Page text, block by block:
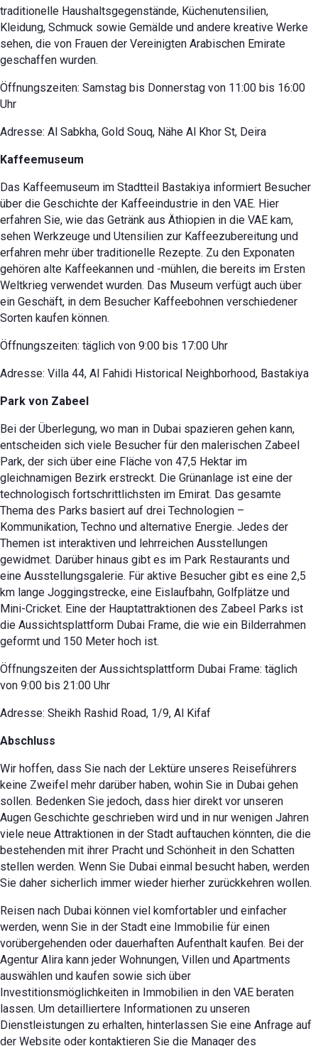
traditionelle Haushaltsgegenstände, Küchenutensilien,
Kleidung, Schmuck sowie Gemälde und andere kreative Werke
sehen, die von Frauen der Vereinigten Arabischen Emirate
geschaffen wurden.
Öffnungszeiten: Samstag bis Donnerstag von 11:00 bis 16:00
Uhr
Adresse: Al Sabkha, Gold Souq, Nähe Al Khor St, Deira
Kaffeemuseum
Das Kaffeemuseum im Stadtteil Bastakiya informiert Besucher
über die Geschichte der Kaffeeindustrie in den VAE. Hier
erfahren Sie, wie das Getränk aus Äthiopien in die VAE kam,
sehen Werkzeuge und Utensilien zur Kaffeezubereitung und
erfahren mehr über traditionelle Rezepte. Zu den Exponaten
gehören alte Kaffeekannen und -mühlen, die bereits im Ersten
Weltkrieg verwendet wurden. Das Museum verfügt auch über
ein Geschäft, in dem Besucher Kaffeebohnen verschiedener
Sorten kaufen können.
Öffnungszeiten: täglich von 9:00 bis 17:00 Uhr
Adresse: Villa 44, Al Fahidi Historical Neighborhood, Bastakiya
Park von Zabeel
Bei der Überlegung, wo man in Dubai spazieren gehen kann,
entscheiden sich viele Besucher für den malerischen Zabeel
Park, der sich über eine Fläche von 47,5 Hektar im
gleichnamigen Bezirk erstreckt. Die Grünanlage ist eine der
technologisch fortschrittlichsten im Emirat. Das gesamte
Thema des Parks basiert auf drei Technologien –
Kommunikation, Techno und alternative Energie. Jedes der
Themen ist interaktiven und lehrreichen Ausstellungen
gewidmet. Darüber hinaus gibt es im Park Restaurants und
eine Ausstellungsgalerie. Für aktive Besucher gibt es eine 2,5
km lange Joggingstrecke, eine Eislaufbahn, Golfplätze und
Mini-Cricket. Eine der Hauptattraktionen des Zabeel Parks ist
die Aussichtsplattform Dubai Frame, die wie ein Bilderrahmen
geformt und 150 Meter hoch ist.
Öffnungszeiten der Aussichtsplattform Dubai Frame: täglich
von 9:00 bis 21:00 Uhr
Adresse: Sheikh Rashid Road, 1/9, Al Kifaf
Abschluss
Wir hoffen, dass Sie nach der Lektüre unseres Reiseführers
keine Zweifel mehr darüber haben, wohin Sie in Dubai gehen
sollen. Bedenken Sie jedoch, dass hier direkt vor unseren
Augen Geschichte geschrieben wird und in nur wenigen Jahren
viele neue Attraktionen in der Stadt auftauchen könnten, die die
bestehenden mit ihrer Pracht und Schönheit in den Schatten
stellen werden. Wenn Sie Dubai einmal besucht haben, werden
Sie daher sicherlich immer wieder hierher zurückkehren wollen.
Reisen nach Dubai können viel komfortabler und einfacher
werden, wenn Sie in der Stadt eine Immobilie für einen
vorübergehenden oder dauerhaften Aufenthalt kaufen. Bei der
Agentur Alira kann jeder Wohnungen, Villen und Apartments
auswählen und kaufen sowie sich über
Investitionsmöglichkeiten in Immobilien in den VAE beraten
lassen. Um detailliertere Informationen zu unseren
Dienstleistungen zu erhalten, hinterlassen Sie eine Anfrage auf
der Website oder kontaktieren Sie die Manager des